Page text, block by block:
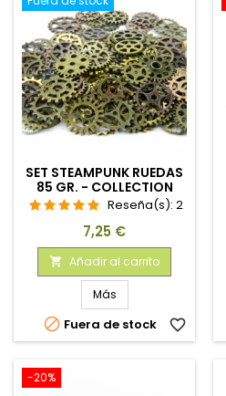
SET STEAMPUNK RUEDAS
85 GR. - COLLECTION
Reseña(s): 2
Precio
7,25 €
 Añadir al carrito
Más
 Fuera de stock favorite_border
-20%